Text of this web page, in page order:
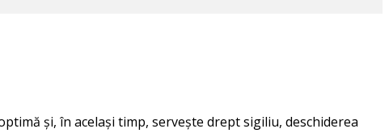
și, în același timp, servește drept sigiliu, deschiderea